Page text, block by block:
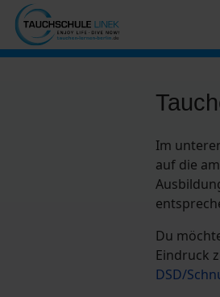
Im
auf die
Du
Eindruck
DSD/